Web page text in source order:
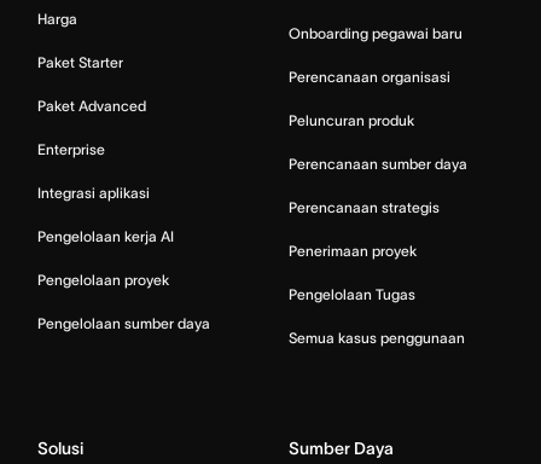
Harga
Paket Starter
Paket Advanced
Enterprise
Integrasi aplikasi
Pengelolaan kerja AI
Pengelolaan proyek
Pengelolaan sumber daya
Onboarding pegawai baru
Perencanaan organisasi
Peluncuran produk
Perencanaan sumber daya
Perencanaan strategis
Penerimaan proyek
Pengelolaan Tugas
Semua kasus penggunaan
Solusi Sumber Daya